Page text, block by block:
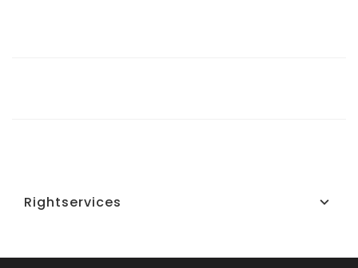
Rightservices 